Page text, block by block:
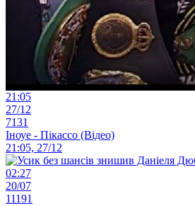
21:05
27/12
7131
Іноуе - Пікассо (Відео)
21:05, 27/12
02:27
20/07
11191